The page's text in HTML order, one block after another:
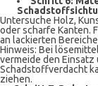
Untersuche Holz,
oder scharfe Kanten.
an lackierten
Hinweis: Bei
vermeide den
Schadstoffverdacht
ziehen.